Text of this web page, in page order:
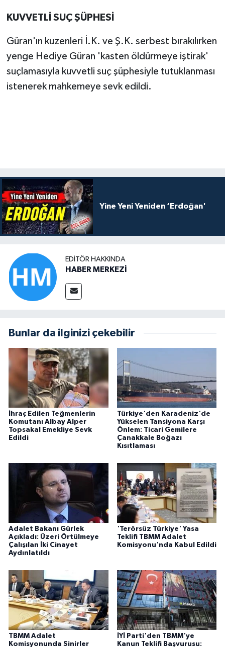
KUVVETLİ SUÇ ŞÜPHESİ
Güran'ın kuzenleri İ.K. ve Ş.K. serbest bırakılırken
yenge Hediye Güran 'kasten öldürmeye iştirak'
suçlamasıyla kuvvetli suç şüphesiyle tutuklanması
istenerek mahkemeye sevk edildi.
Yine Yeni Yeniden ‘Erdoğan'
EDITÖR HAKKINDA
HABER MERKEZİ
Bunlar da ilginizi çekebilir
İhraç Edilen Teğmenlerin
Komutanı Albay Alper
Topsakal Emekliye Sevk
Edildi
Türkiye'den Karadeniz'de
Yükselen Tansiyona Karşı
Önlem: Ticari Gemilere
Çanakkale Boğazı
Kısıtlaması
Adalet Bakanı Gürlek
Açıkladı: Üzeri Örtülmeye
Çalışılan İki Cinayet
Aydınlatıldı
'Terörsüz Türkiye' Yasa
Teklifi TBMM Adalet
Komisyonu'nda Kabul Edildi
TBMM Adalet
Komisyonunda Sinirler
İYİ Parti'den TBMM'ye
Kanun Teklifi Başvurusu: